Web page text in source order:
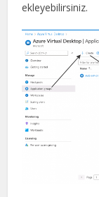
ekleyebilirsiniz.